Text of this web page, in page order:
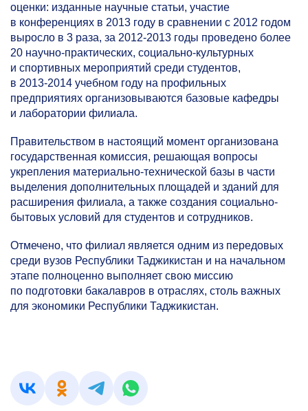
оценки: изданные научные статьи, участие
в конференциях в 2013 году в сравнении с 2012 годом
выросло в 3 раза, за 2012-2013 годы проведено более
20 научно-практических, социально-культурных
и спортивных мероприятий среди студентов,
в 2013-2014 учебном году на профильных
предприятиях организовываются базовые кафедры
и лаборатории филиала.
Правительством в настоящий момент организована
государственная комиссия, решающая вопросы
укрепления материально-технической базы в части
выделения дополнительных площадей и зданий для
расширения филиала, а также создания социально-
бытовых условий для студентов и сотрудников.
Отмечено, что филиал является одним из передовых
среди вузов Республики Таджикистан и на начальном
этапе полноценно выполняет свою миссию
по подготовки бакалавров в отраслях, столь важных
для экономики Республики Таджикистан.